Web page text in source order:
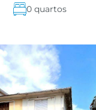
0 quartos